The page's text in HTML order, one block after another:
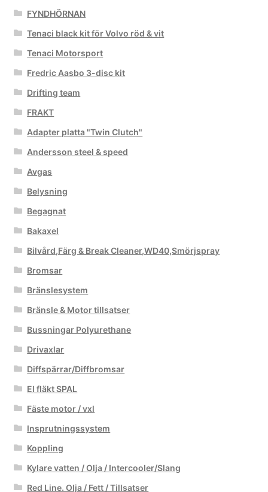
FYNDHÖRNAN
Tenaci black kit för Volvo röd & vit
Tenaci Motorsport
Fredric Aasbo 3-disc kit
Drifting team
FRAKT
Adapter platta "Twin Clutch"
Andersson steel & speed
Avgas
Belysning
Begagnat
Bakaxel
Bilvård,Färg & Break Cleaner,WD40,Smörjspray
Bromsar
Bränslesystem
Bränsle & Motor tillsatser
Bussningar Polyurethane
Drivaxlar
Diffspärrar/Diffbromsar
El fläkt SPAL
Fäste motor / vxl
Insprutningssystem
Koppling
Kylare vatten / Olja / Intercooler/Slang
Red Line. Olja / Fett / Tillsatser